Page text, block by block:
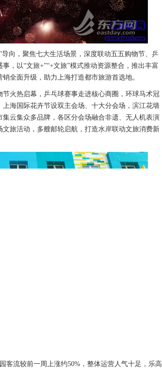
向，聚焦七大生活场景，深度联动五五购物节、乒
，以“文旅+”“+文旅”模式推动资源整合，推出丰富
全面升级，助力上海打造都市旅游首选地。
火热启幕，乒乓球赛事走进核心商圈，环球马术冠
海国际花卉节设双主会场、十大分会场，滨江花墙
云集众多品牌，各区分会场融合非遗、无人机表演
旅活动，多艘邮轮启航，打造水岸联动文旅消费新
客流较前一周上涨约50%，整体运营人气十足，乐高